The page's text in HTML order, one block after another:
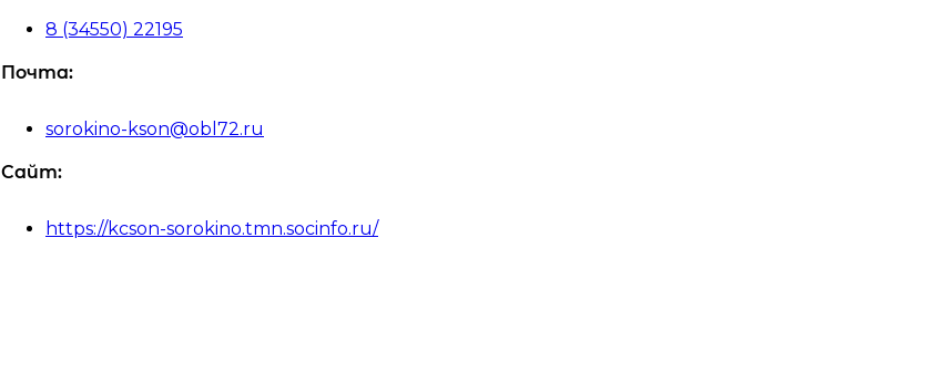
8 (34550) 22195
Почта:
sorokino-kson@obl72.ru
Сайт:
https://kcson-sorokino.tmn.socinfo.ru/